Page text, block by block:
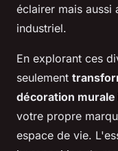
éclairer mais
industriel.
En explorant ces
seulement
décoration
votre propre
espace de vie.